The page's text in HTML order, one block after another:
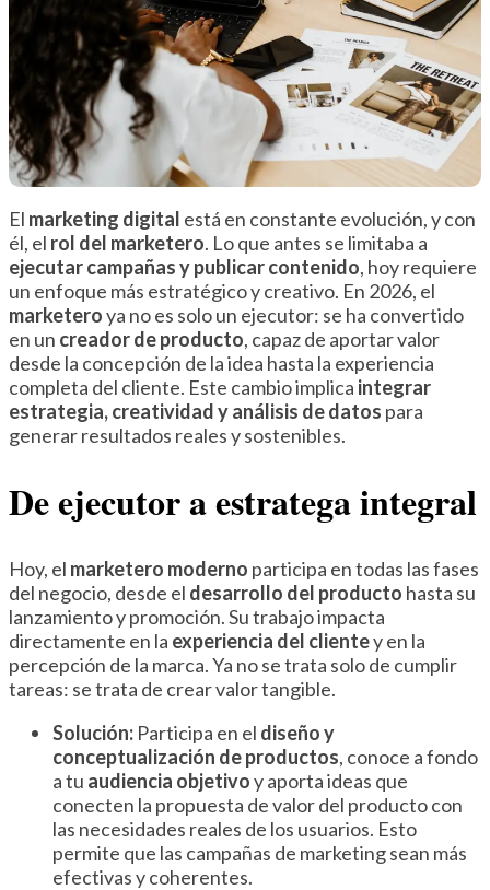
El marketing digital está en constante evolución, y con
él, el rol del marketero. Lo que antes se limitaba a
ejecutar campañas y publicar contenido, hoy requiere
un enfoque más estratégico y creativo. En 2026, el
marketeroya no es solo un ejecutor: se ha convertido
en un creador de producto, capaz de aportar valor
desde la concepción de la idea hasta la experiencia
completa del cliente. Este cambio implica integrar
estrategia, creatividad y análisis de datos para
generar resultados reales y sostenibles.
De ejecutor a estratega integral
Hoy, el marketero moderno participa en todas las fases
del negocio, desde el desarrollo del producto hasta su
lanzamiento y promoción. Su trabajo impacta
directamente en la experiencia del clientey en la
percepción de la marca. Ya no se trata solo de cumplir
tareas: se trata de crear valor tangible.
Solución: Participa en el diseño y
conceptualización de productos, conoce a fondo
a tu audiencia objetivoy aporta ideas que
conecten la propuesta de valor del producto con
las necesidades reales de los usuarios. Esto
permite que las campañas de marketing sean más
efectivas y coherentes.